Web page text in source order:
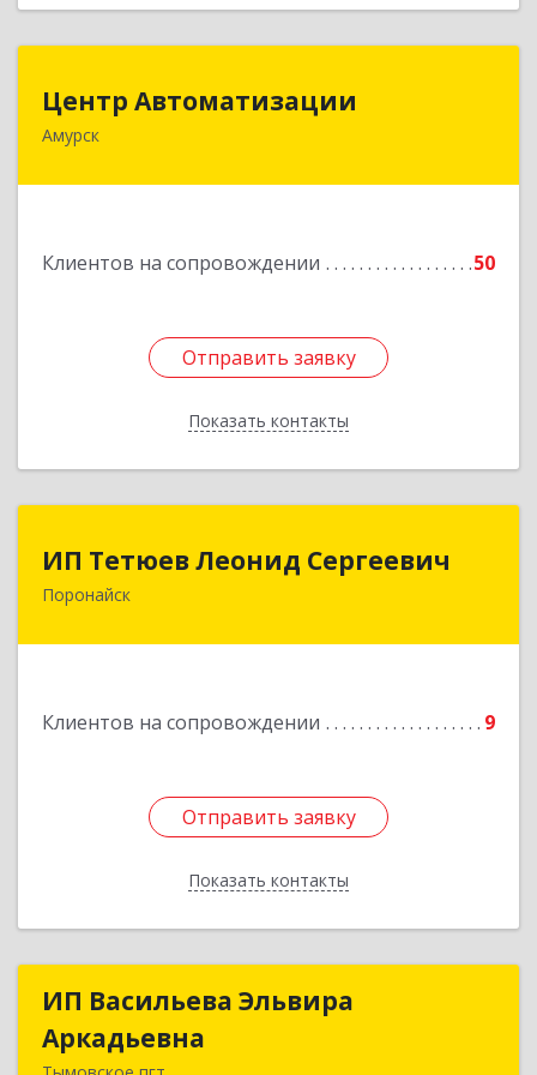
Центр Автоматизации
Амурск
Клиентов на сопровождении 50
Отправить заявку
Показать контакты
682640, Хабаровский край, Амурск г, Мира пр-
Отправить заявку
Назад
ИП Тетюев Леонид Сергеевич
Поронайск
Клиентов на сопровождении 9
Отправить заявку
Показать контакты
694242, Сахалинская обл, Поронайск г, Фрунзе
Отправить заявку
Назад
ИП Васильева Эльвира
Аркадьевна
ИП Васильева Эльвира